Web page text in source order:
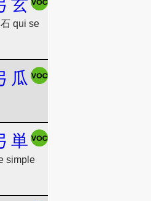
玄
qui se
瓜
単
simple